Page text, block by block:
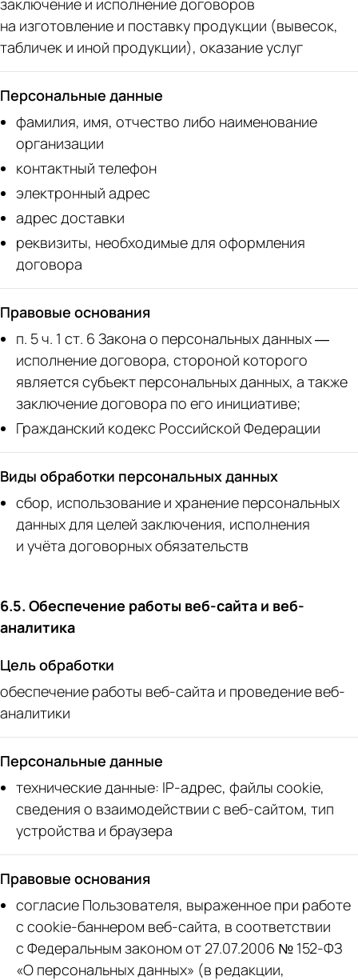
заключение и исполнение договоров
на изготовление и поставку продукции (вывесок,
табличек и иной продукции), оказание услуг
Персональные данные
фамилия, имя, отчество либо наименование
организации
контактный телефон
электронный адрес
адрес доставки
реквизиты, необходимые для оформления
договора
Правовые основания
п. 5 ч. 1 ст. 6 Закона о персональных данных —
исполнение договора, стороной которого
является субъект персональных данных, а также
заключение договора по его инициативе;
Гражданский кодекс Российской Федерации
Виды обработки персональных данных
сбор, использование и хранение персональных
данных для целей заключения, исполнения
и учёта договорных обязательств
6.5. Обеспечение работы веб-сайта и веб-
аналитика
Цель обработки
обеспечение работы веб-сайта и проведение веб-
аналитики
Персональные данные
технические данные: IP-адрес, файлы cookie,
сведения о взаимодействии с веб-сайтом, тип
устройства и браузера
Правовые основания
согласие Пользователя, выраженное при работе
с cookie-баннером веб-сайта, в соответствии
с Федеральным законом от 27.07.2006 № 152-ФЗ
«О персональных данных» (в редакции,